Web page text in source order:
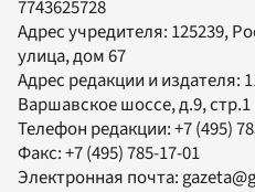
7743625728
Адрес учредителя: 125239,
улица, дом 67
Адрес редакции и издателя:
Варшавское шоссе, д.9, стр.1
Телефон редакции:+7 (495)
Факс:+7 (495) 785-17-01
Электронная почта: